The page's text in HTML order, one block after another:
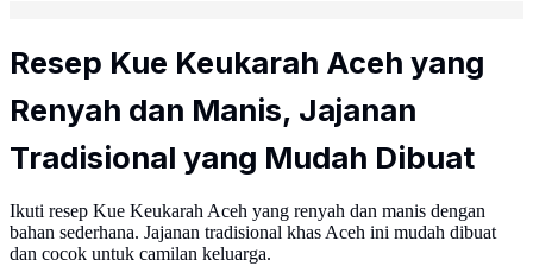
Resep Kue Keukarah Aceh yang
Renyah dan Manis, Jajanan
Tradisional yang Mudah Dibuat
Ikuti resep Kue Keukarah Aceh yang renyah dan manis dengan
bahan sederhana. Jajanan tradisional khas Aceh ini mudah dibuat
dan cocok untuk camilan keluarga.